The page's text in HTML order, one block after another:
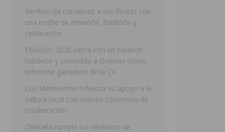
[ 07/08/2026 ] La Policía Nacional desarticula un
TORREVIEJA
[ 07/08/2026 ]
Raiguero de Bonanza alerta del riesgo
[ 07/08/2026 ] La Generalitat impulsa el
Benferri da comienzo a sus fiestas con
una noche de emoción, tradición y
celebración
FEGADO 2026 cierra con un balance
histórico y consolida a Dolores como
referente ganadero de la CV
Los Montesinos refuerza su apoyo a la
cultura local con nuevos convenios de
colaboración
Orihuela cumple los objetivos de